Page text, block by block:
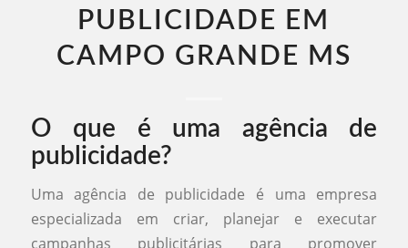
PUBLICIDADE EM
CAMPO GRANDE MS​
O que é uma agência de
publicidade?
Uma agência de publicidade é uma empresa
especializada em criar, planejar e executar
campanhas publicitárias para promover